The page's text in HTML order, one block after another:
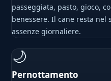
passeggiata, pasto, gioco,
benessere. Il cane resta nel
assenze giornaliere.
🌙
Pernottamento